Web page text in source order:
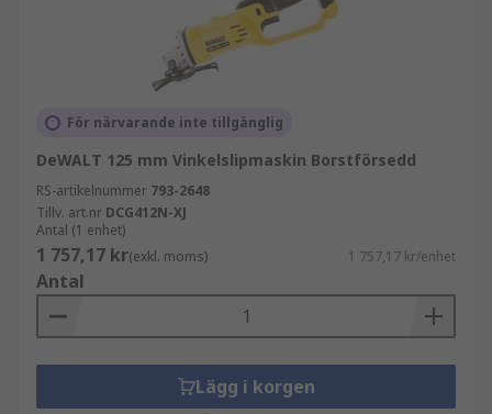
För närvarande inte tillgänglig
DeWALT 125 mm Vinkelslipmaskin Borstförsedd
RS-artikelnummer 793-2648
Tillv. art.nr DCG412N-XJ
Antal (1 enhet)
1 757,17 kr(exkl. moms) 1 757,17 kr/enhet
Antal
Lägg i korgen